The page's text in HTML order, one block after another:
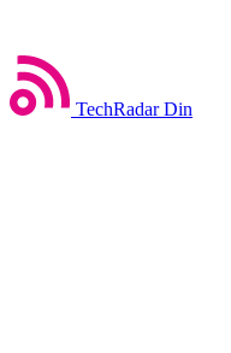
TechRadar Din